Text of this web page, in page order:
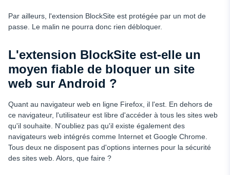
Par ailleurs, l'extension BlockSite est protégée par un mot de
passe. Le malin ne pourra donc rien débloquer.
L'extension BlockSite est-elle un
moyen fiable de bloquer un site
web sur Android ?
Quant au navigateur web en ligne Firefox, il l'est. En dehors de
ce navigateur, l'utilisateur est libre d'accéder à tous les sites web
qu'il souhaite. N'oubliez pas qu'il existe également des
navigateurs web intégrés comme Internet et Google Chrome.
Tous deux ne disposent pas d'options internes pour la sécurité
des sites web. Alors, que faire ?